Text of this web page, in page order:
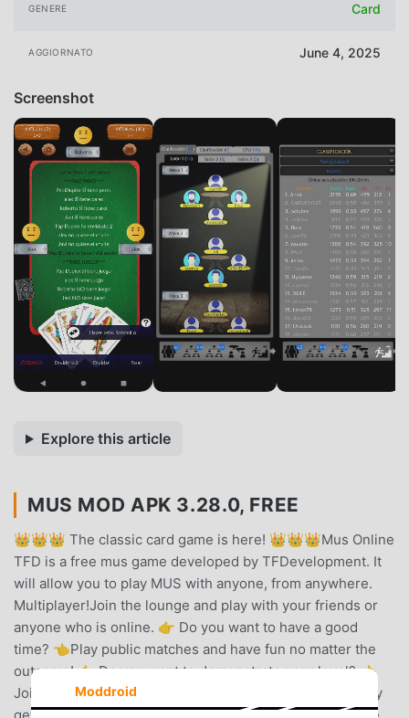
GENERE Card
AGGIORNATO June 4, 2025
Screenshot
Explore this article
MUS MOD APK 3.28.0, FREE
👑👑👑 The classic card game is here! 👑👑👑Mus Online
TFD is a free mus game developed by TFDevelopment. It
will allow you to play MUS with anyone, from anywhere.
Multiplayer!Join the lounge and play with your friends or
anyone who is online. 👉 Do you want to have a good
time? 👈Play public matches and have fun no matter the
outcome! 👉 Do you want to demonstrate your level? 👈
Join the ranked matches and compete for the top spot by
Moddroid